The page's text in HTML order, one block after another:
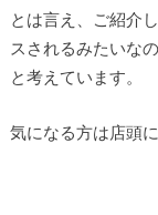
とは言え、ご紹介
スされるみたいな
と考えています。
気になる方は店頭